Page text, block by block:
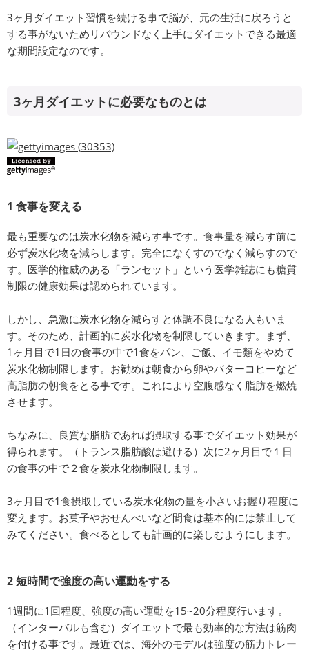
3ヶ月ダイエット習慣を続ける事で脳が、元の生活に戻ろうと
する事がないためリバウンドなく上手にダイエットできる最適
な期間設定なのです。
3ヶ月ダイエットに必要なものとは
1 食事を変える
最も重要なのは炭水化物を減らす事です。食事量を減らす前に
必ず炭水化物を減らします。完全になくすのでなく減らすので
す。医学的権威のある「ランセット」という医学雑誌にも糖質
制限の健康効果は認められています。
しかし、急激に炭水化物を減らすと体調不良になる人もいま
す。そのため、計画的に炭水化物を制限していきます。まず、
1ヶ月目で1日の食事の中で1食をパン、ご飯、イモ類をやめて
炭水化物制限します。お勧めは朝食から卵やバターコヒーなど
高脂肪の朝食をとる事です。これにより空腹感なく脂肪を燃焼
させます。
ちなみに、良質な脂肪であれば摂取する事でダイエット効果が
得られます。（トランス脂肪酸は避ける）次に2ヶ月目で１日
の食事の中で２食を炭水化物制限します。
3ヶ月目で1食摂取している炭水化物の量を小さいお握り程度に
変えます。お菓子やおせんべいなど間食は基本的には禁止して
みてください。食べるとしても計画的に楽しむようにします。
2 短時間で強度の高い運動をする
1週間に1回程度、強度の高い運動を15~20分程度行います。
（インターバルも含む）ダイエットで最も効率的な方法は筋肉
を付ける事です。最近では、海外のモデルは強度の筋力トレー